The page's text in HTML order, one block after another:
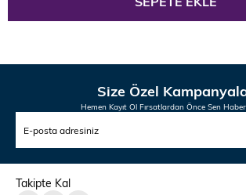
Size Özel
Hemen Kayıt Ol Fırsatlardan Önce Sen
Takipte Kal